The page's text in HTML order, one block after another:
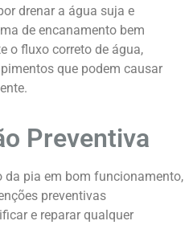
drenar a água suja e
de encanamento bem
o fluxo correto de água,
que podem causar
Preventiva
da pia em bom funcionamento,
preventivas
e reparar qualquer